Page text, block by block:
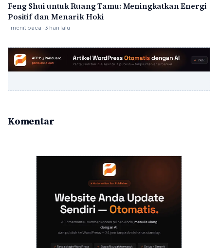
Feng Shui untuk Ruang Tamu: Meningkatkan Energi
Positif dan Menarik Hoki
1 menit baca · 3 hari lalu
Komentar